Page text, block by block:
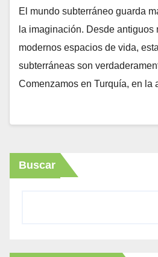
El mundo subterráneo guarda
la imaginación. Desde antiguos
modernos espacios de vida,
subterráneas son
Comenzamos en Turquía, en la
Buscar